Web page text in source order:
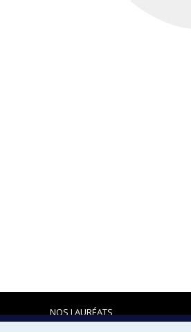
NOS LAURÉATS